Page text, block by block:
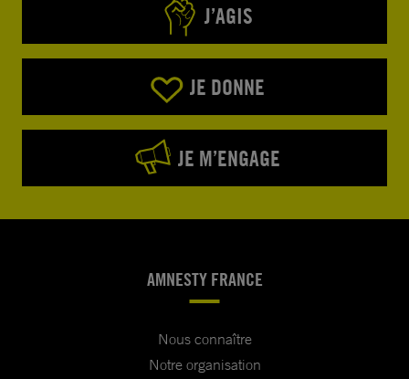
J’AGIS
JE DONNE
JE M’ENGAGE
AMNESTY FRANCE
Nous connaître
Notre organisation